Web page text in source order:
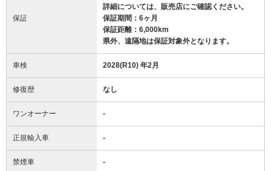
保証
詳細については、販売店にご確認ください。
保証期間：6ヶ月
保証距離：6,000km
県外、遠隔地は保証対象外となります。
車検 2028(R10) 年2月
修復歴 なし
ワンオーナー -
正規輸入車 -
禁煙車 -